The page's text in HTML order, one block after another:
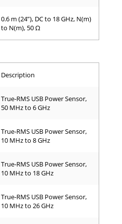
0.6 m (24”), DC to 18 GHz, N(m)
to N(m), 50 Ω
Description
True-RMS USB Power Sensor,
50 MHz to 6 GHz
True-RMS USB Power Sensor,
10 MHz to 8 GHz
True-RMS USB Power Sensor,
10 MHz to 18 GHz
True-RMS USB Power Sensor,
10 MHz to 26 GHz